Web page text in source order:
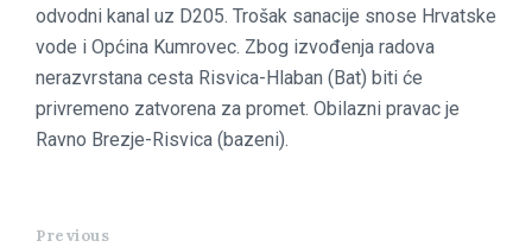
odvodni kanal uz D205. Trošak sanacije snose Hrvatske
vode i Općina Kumrovec. Zbog izvođenja radova
nerazvrstana cesta Risvica-Hlaban (Bat) biti će
privremeno zatvorena za promet. Obilazni pravac je
Ravno Brezje-Risvica (bazeni).
Previous